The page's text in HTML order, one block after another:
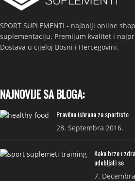
SPORT SUPLEMENTI - najbolji online
suplementaciju. Premijum kvalitet i
Dostava u cijeloj Bosni i Hercegovini.
NAJNOVIJE SA BLOGA:
Pravilna ishrana za sportiste
28. Septembra 2016.
Kako brzo i
udebljati se
7.